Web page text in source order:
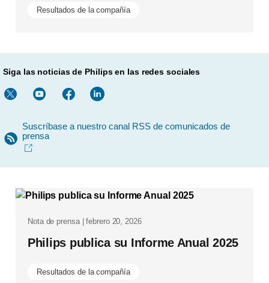
Resultados de la compañía
Siga las noticias de Philips en las redes sociales
Suscríbase a nuestro canal RSS de comunicados de
prensa
Nota de prensa | febrero 20, 2026
Philips publica su Informe Anual 2025
Resultados de la compañía